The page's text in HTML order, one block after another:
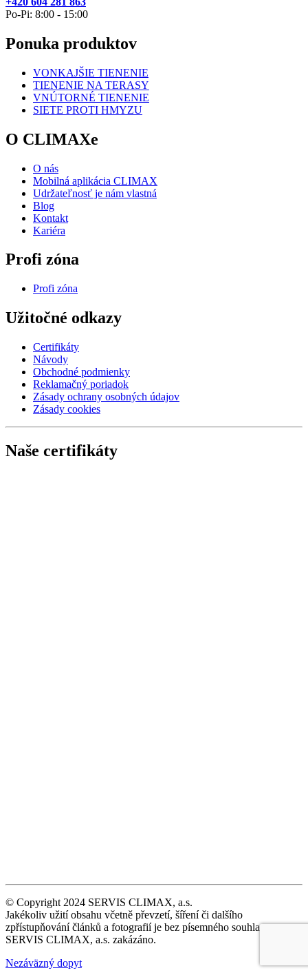
Po-Pi: 8:00 - 15:00
Ponuka produktov
VONKAJŠIE TIENENIE
TIENENIE NA TERASY
VNÚTORNÉ TIENENIE
SIETE PROTI HMYZU
O CLIMAXe
O nás
Mobilná aplikácia CLIMAX
Udržateľnosť je nám vlastná
Blog
Kontakt
Kariéra
Profi zóna
Profi zóna
Užitočné odkazy
Certifikáty
Návody
Obchodné podmienky
Reklamačný poriadok
Zásady ochrany osobných údajov
Zásady cookies
Naše certifikáty
© Copyright 2024 SERVIS CLIMAX, a.s.
Jakékoliv užití obsahu včetně převzetí, šíření či dalšího
zpřístupňování článků a fotografií je bez písemného souhlasu
SERVIS CLIMAX, a.s. zakázáno.
Nezáväzný dopyt